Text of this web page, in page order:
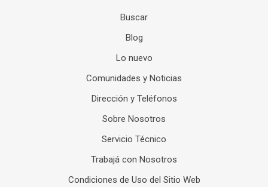
Buscar
Blog
Lo nuevo
Comunidades y Noticias
Dirección y Teléfonos
Sobre Nosotros
Servicio Técnico
Trabajá con Nosotros
Condiciones de Uso del Sitio Web